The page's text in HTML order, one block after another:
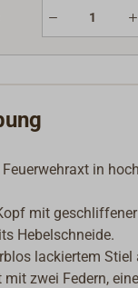
in
mit
Hebelschneide.
lackiertem Stiel
zwei Federn,